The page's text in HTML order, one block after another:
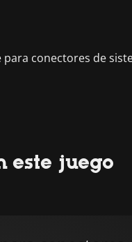
conectores de
este juego